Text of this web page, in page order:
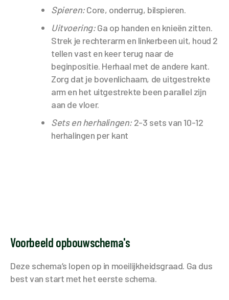
Spieren:Core, onderrug, bilspieren.
Uitvoering:Ga op handen en knieën zitten.
Strek je rechterarm en linkerbeen uit, houd 2
tellen vast en keer terug naar de
beginpositie. Herhaal met de andere kant.
Zorg dat je bovenlichaam, de uitgestrekte
arm en het uitgestrekte been parallel zijn
aan de vloer.
Sets en herhalingen: 2-3 sets van 10-12
herhalingen per kant
Voorbeeld opbouwschema's
Deze schema’s lopen op in moeilijkheidsgraad. Ga dus
best van start met het eerste schema.